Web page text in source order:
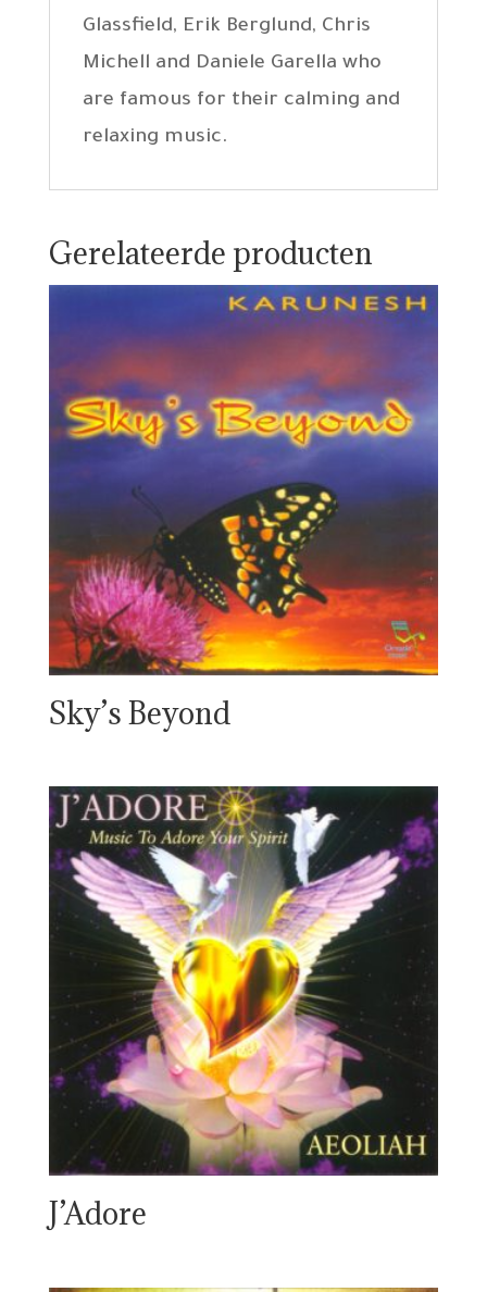
Glassfield, Erik Berglund, Chris
Michell and Daniele Garella who
are famous for their calming and
relaxing music.
Gerelateerde producten
Sky’s Beyond
J’Adore